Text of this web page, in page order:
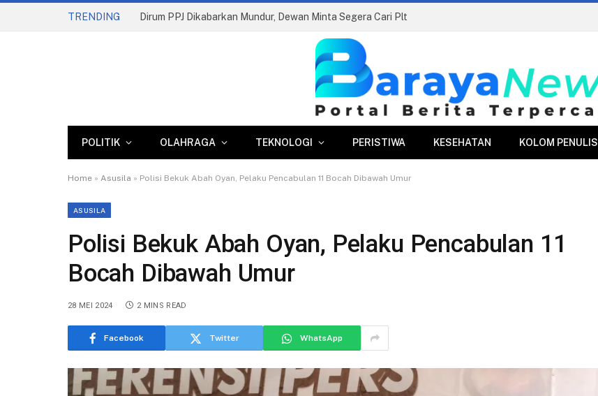
TRENDING Dirum PPJ Dikabarkan Mundur, Dewan Minta Segera Cari Plt
POLITIK OLAHRAGA TEKNOLOGI PERISTIWA KESEHATAN KOLOM PENULIS
Home » Asusila » Polisi Bekuk Abah Oyan, Pelaku Pencabulan 11 Bocah Dibawah Umur
ASUSILA
Polisi Bekuk Abah Oyan, Pelaku Pencabulan 11
Bocah Dibawah Umur
28 MEI 2024 2 MINS READ
Facebook Twitter WhatsApp